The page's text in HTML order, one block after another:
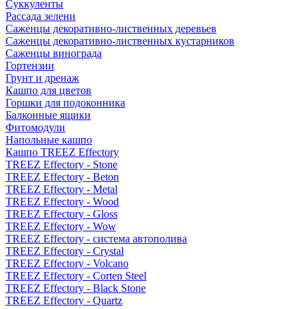
Суккуленты
Рассада зелени
Саженцы декоративно-лиственных деревьев
Саженцы декоративно-лиственных кустарников
Саженцы винограда
Гортензии
Грунт и дренаж
Кашпо для цветов
Горшки для подоконника
Балконные ящики
Фитомодули
Напольные кашпо
Кашпо TREEZ Effectory
TREEZ Effectory - Stone
TREEZ Effectory - Beton
TREEZ Effectory - Metal
TREEZ Effectory - Wood
TREEZ Effectory - Gloss
TREEZ Effectory - Wow
TREEZ Effectory - система автополива
TREEZ Effectory - Crystal
TREEZ Effectory - Volcano
TREEZ Effectory - Corten Steel
TREEZ Effectory - Black Stone
TREEZ Effectory - Quartz